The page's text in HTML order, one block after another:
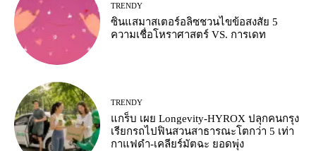
TRENDY
ซินแสมาสเตอร์อลิซชวนไขข้อสงสัย 5
ความเชื่อโหราศาสตร์ VS. การเดท
TRENDY
แกร็บ เผย Longevity-HYROX ปลุกคนกรุง
เรียกรถไปฟินสวนสาธารณะโตกว่า 5 เท่า
กาแฟดำ-เคลียร์มัตฉะ ยอดพุ่ง